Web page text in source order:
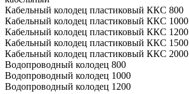
Кабельный колодец пластиковый ККС 800
Кабельный колодец пластиковый ККС 1000
Кабельный колодец пластиковый ККС 1200
Кабельный колодец пластиковый ККС 1500
Кабельный колодец пластиковый ККС 2000
Водопроводный колодец 800
Водопроводный колодец 1000
Водопроводный колодец 1200